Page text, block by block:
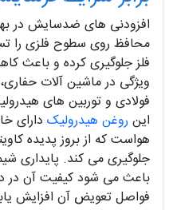
محافظ روی سطوح فلزی را
فلز جلوگیری کرده و باعث
ویژگی در ماشین آلات
فولادی و توربین های
این روغن هیدرولیک دارای
هواست که از بروز پدیده
جلوگیری می کند. پایداری
باعث می شود کیفیت آن در
فواصل تعویض آن افزایش